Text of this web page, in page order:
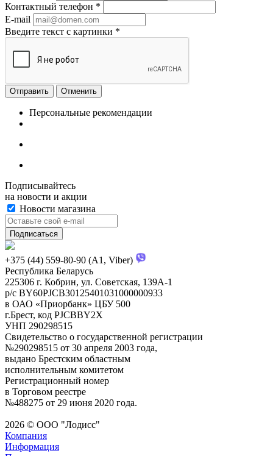
Контактный телефон *
E-mail
Введите текст с картинки *
Отменить
Персональные рекомендации
Подписывайтесь
на новости и акции
Новости магазина
+375 (44) 559-80-90 (A1, Viber)
Республика Беларусь
225306 г. Кобрин, ул. Советская, 139А-1
р/с BY60PJCB30125401031000000933
в ОАО «Приорбанк» ЦБУ 500
г.Брест, код PJCBBY2X
УНП 290298515
Свидетельство о государственной регистрации
№290298515 от 30 апреля 2003 года,
выдано Брестским областным
исполнительным комитетом
Регистрационный номер
в Торговом реестре
№488275 от 29 июня 2020 года.
2026 © ООО "Лодисс"
Компания
Информация